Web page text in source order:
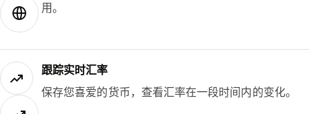
用。
跟踪实时汇率
保存您喜爱的货币，查看汇率在一段时间内的变化。